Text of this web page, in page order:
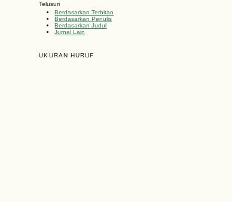
Telusuri
Berdasarkan Terbitan
Berdasarkan Penulis
Berdasarkan Judul
Jurnal Lain
UKURAN HURUF